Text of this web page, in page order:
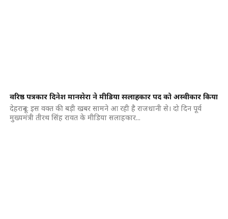
वरिष्ठ पत्रकार दिनेश मानसेरा ने मीडिया सलाहकार पद को अस्वीकार किया
देहरादून: इस वक्त की बड़ी खबर सामने आ रही है राजधानी से। दो दिन पूर्व
मुख्यमंत्री तीरथ सिंह रावत के मीडिया सलाहकार...